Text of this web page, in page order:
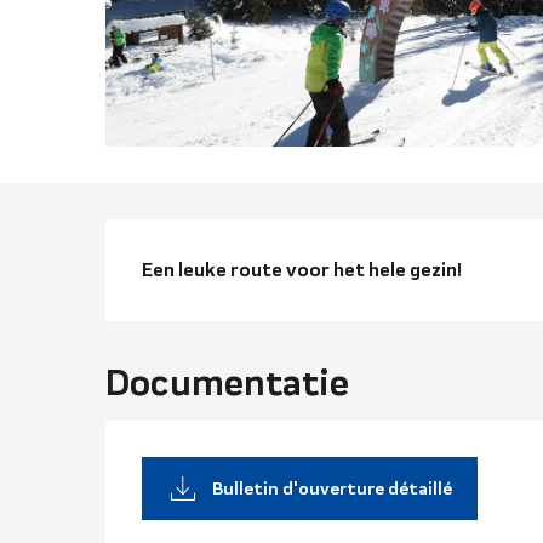
Een leuke route voor het hele gezin!
Documentatie
Bulletin d'ouverture détaillé